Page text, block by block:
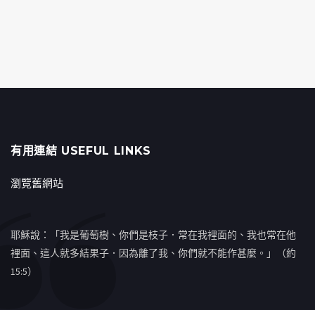
有用連結 USEFUL LINKS
瀏覽舊網站
耶穌說：「我是葡萄樹、你們是枝子．常在我裡面的、我也常在他
裡面、這人就多結果子．因為離了我、你們就不能作甚麼。」（約
15:5）